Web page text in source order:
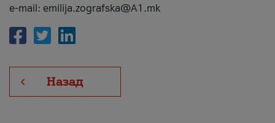
e-mail: emilija.zografska@A1.mk
Назад